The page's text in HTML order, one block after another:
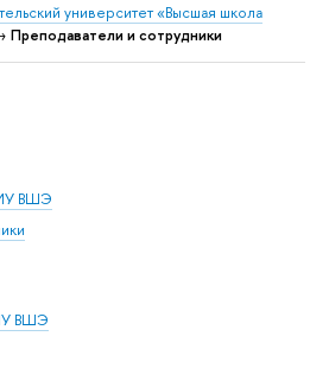
университет «Высшая школа
Преподаватели и сотрудники
ВШЭ
ВШЭ